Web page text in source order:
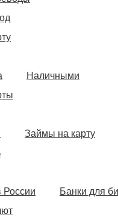
Наличными
Займы на карту
России
Банки для